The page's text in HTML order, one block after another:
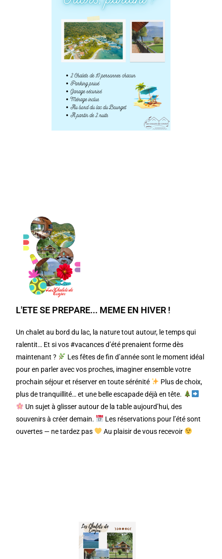
L'ETE SE PREPARE... MEME EN HIVER !
Un chalet au bord du lac, la nature tout autour, le temps qui
ralentit… Et si vos #vacances d’été prenaient forme dès
maintenant ?
Les fêtes de fin d’année sont le moment idéal
pour en parler avec vos proches, imaginer ensemble votre
prochain séjour et réserver en toute sérénité
Plus de choix,
plus de tranquillité… et une belle escapade déjà en tête.
Un sujet à glisser autour de la table aujourd’hui, des
souvenirs à créer demain.
Les réservations pour l’été sont
ouvertes — ne tardez pas
Au plaisir de vous recevoir